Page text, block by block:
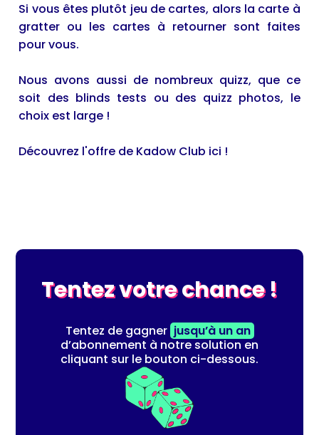
Si vous êtes plutôt jeu de cartes, alors la carte à
gratter ou les cartes à retourner sont faites
pour vous.
Nous avons aussi de nombreux quizz, que ce
soit des blinds tests ou des quizz photos, le
choix est large !
Découvrez l'offre de Kadow Club ici !
Tentez votre chance !
Tentez de gagner jusqu’à un an
d’abonnement à notre solution en
cliquant sur le bouton ci-dessous.